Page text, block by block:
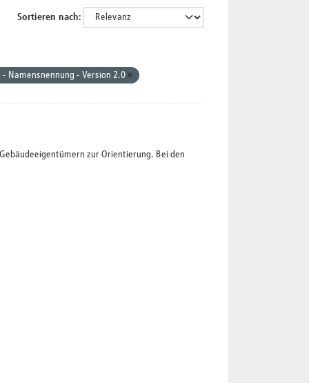
Sortieren nach
Namensnennung - Version 2.0
zur Orientierung. Bei den